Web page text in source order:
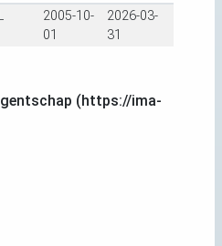
2005-10-
01
2026-03-
31
(https://ima-